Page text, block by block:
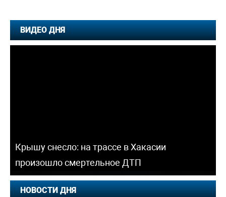
ВИДЕО ДНЯ
Крышу снесло: на трассе в Хакасии
произошло смертельное ДТП
НОВОСТИ ДНЯ